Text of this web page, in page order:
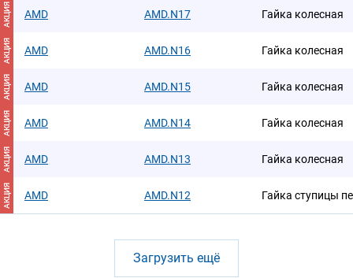
АКЦИЯ AMD AMD.N17 Гайка колесная
АКЦИЯ AMD AMD.N16 Гайка колесная
АКЦИЯ AMD AMD.N15 Гайка колесная
АКЦИЯ AMD AMD.N14 Гайка колесная
АКЦИЯ AMD AMD.N13 Гайка колесная
АКЦИЯ AMD AMD.N12 Гайка ступицы
Загрузить ещё